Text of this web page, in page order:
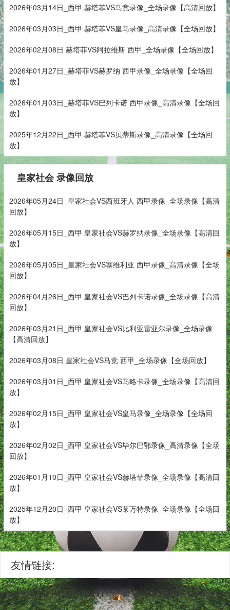
2026年03月14日_西甲 赫塔菲VS马竞录像_全场录像【高清回放】
2026年03月03日_西甲 赫塔菲VS皇马录像_高清录像【全场回放】
2026年02月08日 赫塔菲VS阿拉维斯 西甲_全场录像【全场回放】
2026年01月27日_赫塔菲VS赫罗纳 西甲录像_全场录像【全场回
放】
2026年01月03日_赫塔菲VS巴列卡诺 西甲录像_高清录像【全场回
放】
2025年12月22日_西甲 赫塔菲VS贝蒂斯录像_高清录像【全场回
放】
皇家社会 录像回放
2026年05月24日_皇家社会VS西班牙人 西甲录像_全场录像【高清
回放】
2026年05月15日_西甲 皇家社会VS赫罗纳录像_全场录像【高清回
放】
2026年05月05日_皇家社会VS塞维利亚 西甲录像_高清录像【全场
回放】
2026年04月26日_西甲 皇家社会VS巴列卡诺录像_全场录像【高清
回放】
2026年03月21日_西甲 皇家社会VS比利亚雷亚尔录像_全场录像
【高清回放】
2026年03月08日 皇家社会VS马竞 西甲_全场录像【全场回放】
2026年03月01日_西甲 皇家社会VS马略卡录像_全场录像【高清回
放】
2026年02月15日_西甲 皇家社会VS皇马录像_全场录像【全场回
放】
2026年02月02日_西甲 皇家社会VS毕尔巴鄂录像_高清录像【全场
回放】
2026年01月10日_西甲 皇家社会VS赫塔菲录像_全场录像【高清回
放】
2025年12月20日_西甲 皇家社会VS莱万特录像_全场录像【全场回
放】
友情链接:
体育项目,支持低调模式避免广告干扰。用户可免费享受NBA常规